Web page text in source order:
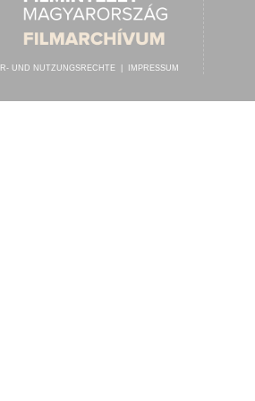
UND NUTZUNGSRECHTE IMPRESSUM